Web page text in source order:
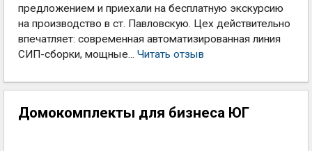
предложением и приехали на бесплатную экскурсию
на производство в ст. Павловскую. Цех действительно
впечатляет: современная автоматизированная линия
СИП-сборки, мощные... Читать отзыв
Домокомплекты для бизнеса ЮГ